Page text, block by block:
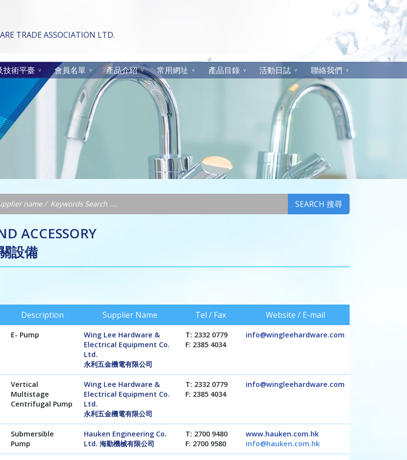
TRADE ASSOCIATION LTD.
技術平臺 會員名單 產品介紹 常用網址 產品目錄 活動日誌 聯絡我們
SEARCH 搜尋
ACCESSORY
設備
Description Supplier Name Tel / Fax Website / E-mail
E- Pump
Wing Lee Hardware &
Electrical Equipment Co.
Ltd.
永利五金機電有限公司
T: 2332 0779
F: 2385 4034
info@wingleehardware.com
Vertical
Multistage
Centrifugal Pump
Wing Lee Hardware &
Electrical Equipment Co.
Ltd.
永利五金機電有限公司
T: 2332 0779
F: 2385 4034
info@wingleehardware.com
Submersible
Pump
Hauken Engineering Co.
Ltd. 海勤機械有限公司
T: 2700 9480
F: 2700 9580
www.hauken.com.hk
info@hauken.com.hk